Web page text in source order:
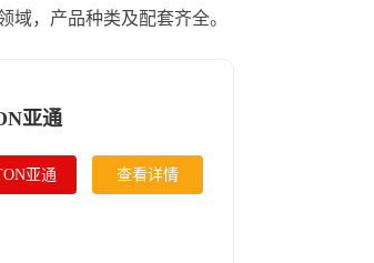
，产品种类及配套齐全。
亚通
亚通 查看详情